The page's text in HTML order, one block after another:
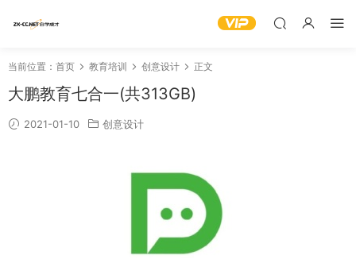
当前位置： 首页 教育培训 创意设计 正文
大鹏教育七合一(共313GB)
2021-01-10 创意设计